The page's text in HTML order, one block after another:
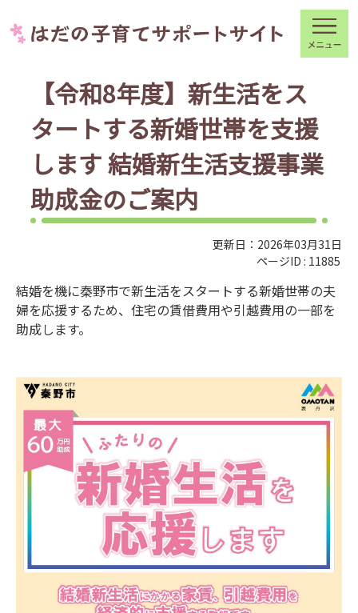
【令和8年度】新生活をス
タートする新婚世帯を支援
します 結婚新生活支援事業
助成金のご案内
更新日：2026年03月31日
ページID : 11885
結婚を機に秦野市で新生活をスタートする新婚世帯の夫
婦を応援するため、住宅の賃借費用や引越費用の一部を
助成します。